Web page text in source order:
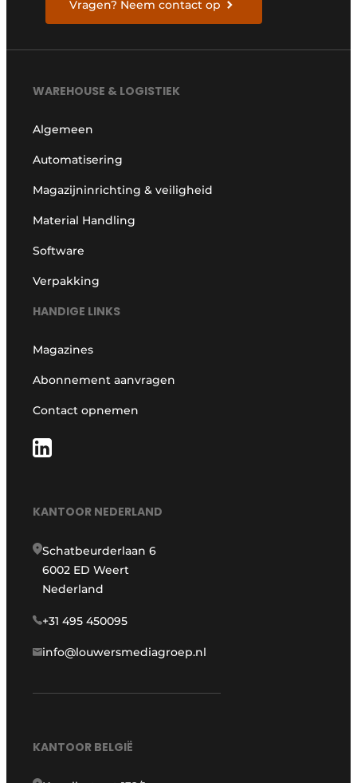
Vragen? Neem contact op
WAREHOUSE & LOGISTIEK
Algemeen
Automatisering
Magazijninrichting & veiligheid
Material Handling
Software
Verpakking
HANDIGE LINKS
Magazines
Abonnement aanvragen
Contact opnemen
KANTOOR NEDERLAND
Schatbeurderlaan 6
6002 ED Weert
Nederland
+31 495 450095
info@louwersmediagroep.nl
KANTOOR BELGIË